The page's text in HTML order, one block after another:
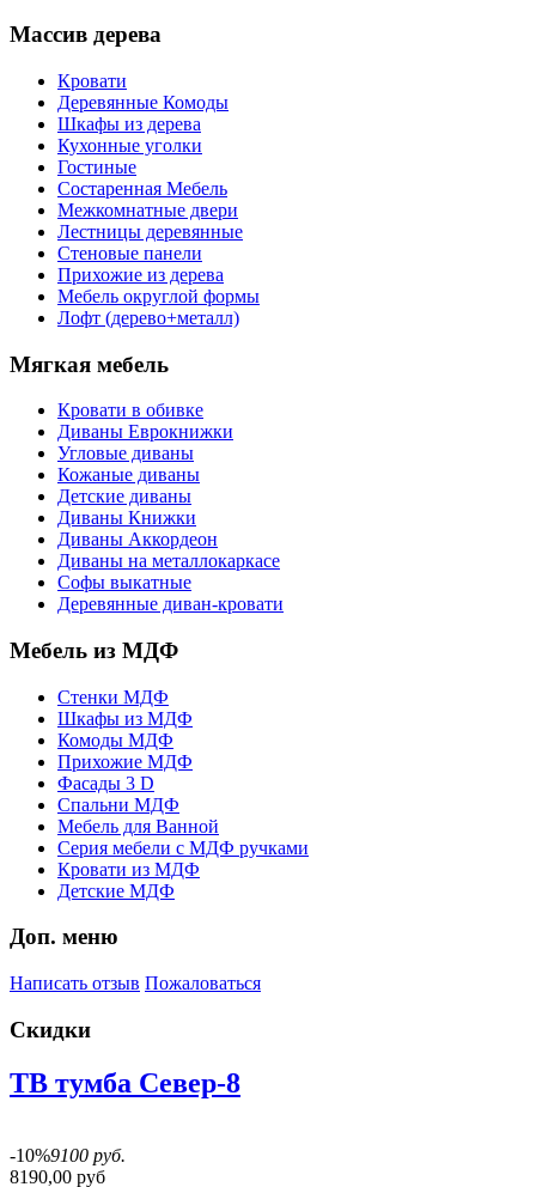
Массив дерева
Кровати
Деревянные Комоды
Шкафы из дерева
Кухонные уголки
Гостиные
Состаренная Мебель
Межкомнатные двери
Лестницы деревянные
Стеновые панели
Прихожие из дерева
Мебель округлой формы
Лофт (дерево+металл)
Мягкая мебель
Кровати в обивке
Диваны Еврокнижки
Угловые диваны
Кожаные диваны
Детские диваны
Диваны Книжки
Диваны Аккордеон
Диваны на металлокаркасе
Софы выкатные
Деревянные диван-кровати
Мебель из МДФ
Стенки МДФ
Шкафы из МДФ
Комоды МДФ
Прихожие МДФ
Фасады 3 D
Спальни МДФ
Мебель для Ванной
Серия мебели с МДФ ручками
Кровати из МДФ
Детские МДФ
Доп. меню
Написать отзыв Пожаловаться
Скидки
ТВ тумба Север-8
-10%9100 руб.
8190,00 руб